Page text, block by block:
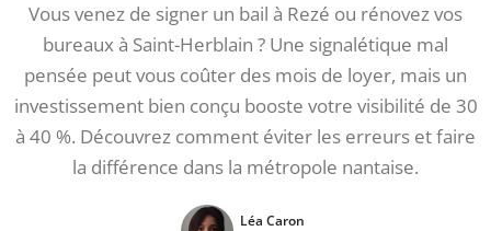
Vous venez de signer un bail à Rezé ou rénovez vos
bureaux à Saint-Herblain ? Une signalétique mal
pensée peut vous coûter des mois de loyer, mais un
investissement bien conçu booste votre visibilité de 30
à 40 %. Découvrez comment éviter les erreurs et faire
la différence dans la métropole nantaise.
Léa Caron